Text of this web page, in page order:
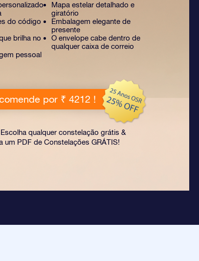
do código
brilha no
pessoal
Mapa estelar detalhado e
giratório
Embalagem elegante de
presente
O envelope cabe dentro de
qualquer caixa de correio
por ₹ 4212 !
qualquer constelação grátis &
um PDF de Constelações GRÁTIS!